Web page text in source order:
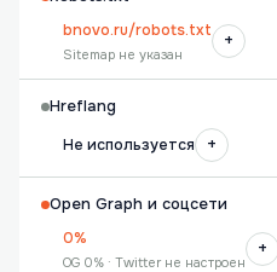
bnovo.ru/robots.txt
Sitemap не указан
+
Hreflang
Не используется
+
Open Graph и соцсети
0%
OG 0% · Twitter не настроен
+